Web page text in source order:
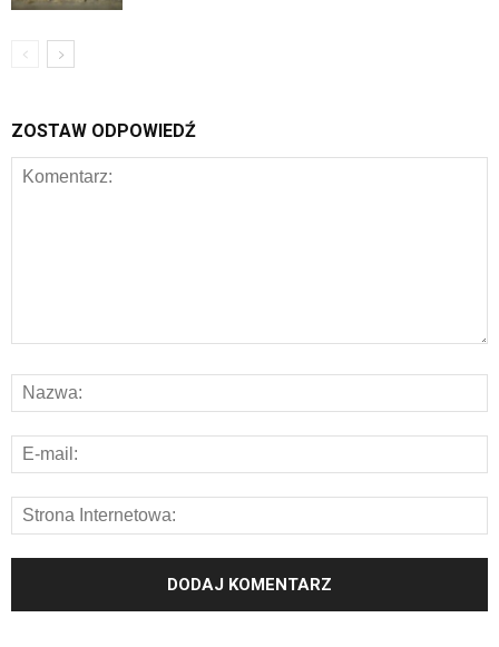
ZOSTAW ODPOWIEDŹ